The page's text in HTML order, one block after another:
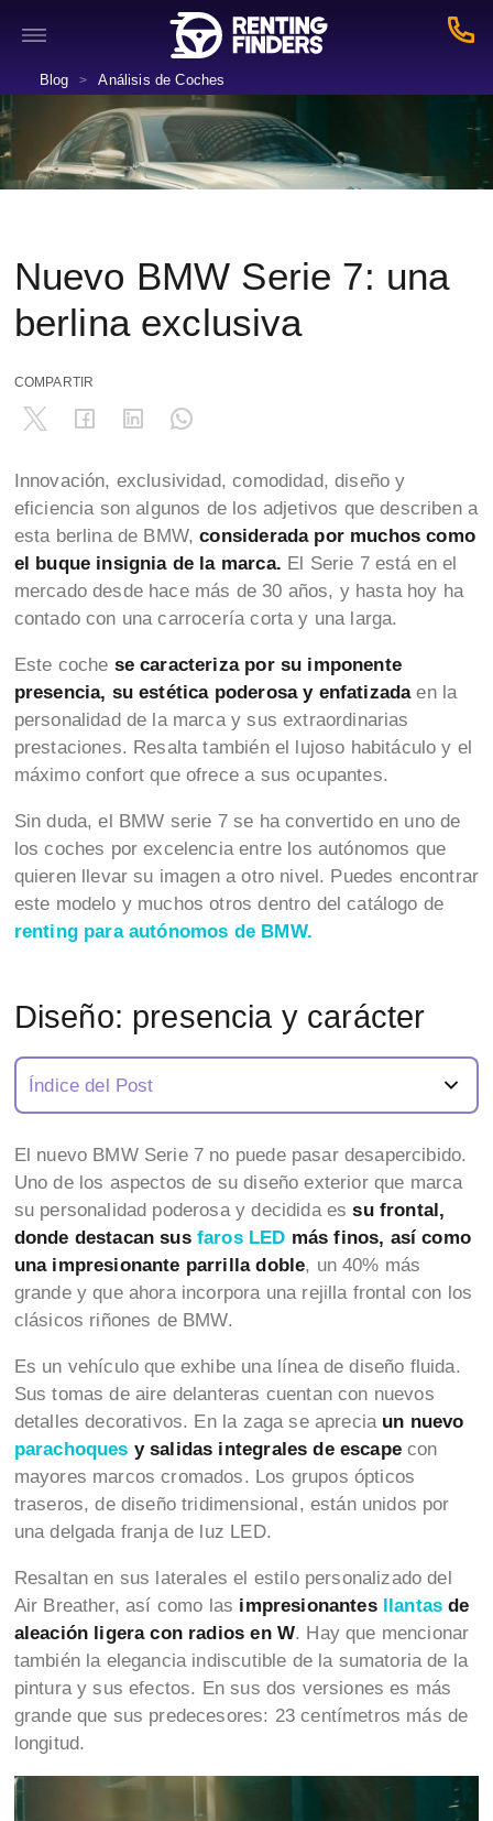
Blog > Análisis de Coches
Nuevo BMW Serie 7: una
berlina exclusiva
COMPARTIR
Innovación, exclusividad, comodidad, diseño y
eficiencia son algunos de los adjetivos que describen a
esta berlina de BMW,considerada por muchos como
el buque insignia de la marca. El Serie 7 está en el
mercado desde hace más de 30 años, y hasta hoy ha
contado con una carrocería corta y una larga.
Este coche se caracteriza por su imponente
presencia, su estética poderosa y enfatizadaen la
personalidad de la marca y sus extraordinarias
prestaciones. Resalta también el lujoso habitáculo y el
máximo confort que ofrece a sus ocupantes.
Sin duda, el BMW serie 7 se ha convertido en uno de
los coches por excelencia entre los autónomos que
quieren llevar su imagen a otro nivel. Puedes encontrar
este modelo y muchos otros dentro del catálogo de
renting para autónomos de BMW.
Diseño: presencia y carácter
Índice del Post
El nuevo BMW Serie 7 no puede pasar desapercibido.
Uno de los aspectos de su diseño exterior que marca
su personalidad poderosa y decidida essu frontal,
donde destacan sus faros LED más finos, así como
una impresionante parrilla doble, un 40% más
grande y que ahora incorpora una rejilla frontal con los
clásicos riñones de BMW.
Es un vehículo que exhibe una línea de diseño fluida.
Sus tomas de aire delanteras cuentan con nuevos
detalles decorativos. En la zaga se aprecia un nuevo
parachoques y salidas integrales de escapecon
mayores marcos cromados. Los grupos ópticos
traseros, de diseño tridimensional, están unidos por
una delgada franja de luz LED.
Resaltan en sus laterales el estilo personalizado del
Air Breather, así como las impresionantes llantas de
aleación ligera con radios en W. Hay que mencionar
también la elegancia indiscutible de la sumatoria de la
pintura y sus efectos. En sus dos versiones es más
grande que sus predecesores: 23 centímetros más de
longitud.